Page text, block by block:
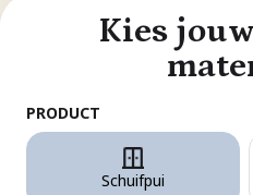
Kies
PRODUCT
Schuifpui